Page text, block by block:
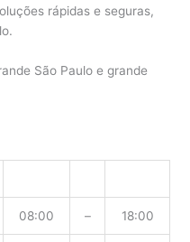
rápidas e seguras,
São Paulo e grande
08:00 – 18:00